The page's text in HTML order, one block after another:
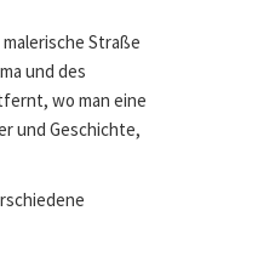
Straße
und des
wo man eine
und Geschichte,